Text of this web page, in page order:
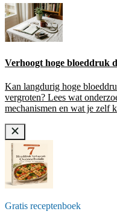
Verhoogt hoge bloeddruk
Kan langdurig hoge
vergroten? Lees wat
mechanismen en wat je zelf
Gratis receptenboek